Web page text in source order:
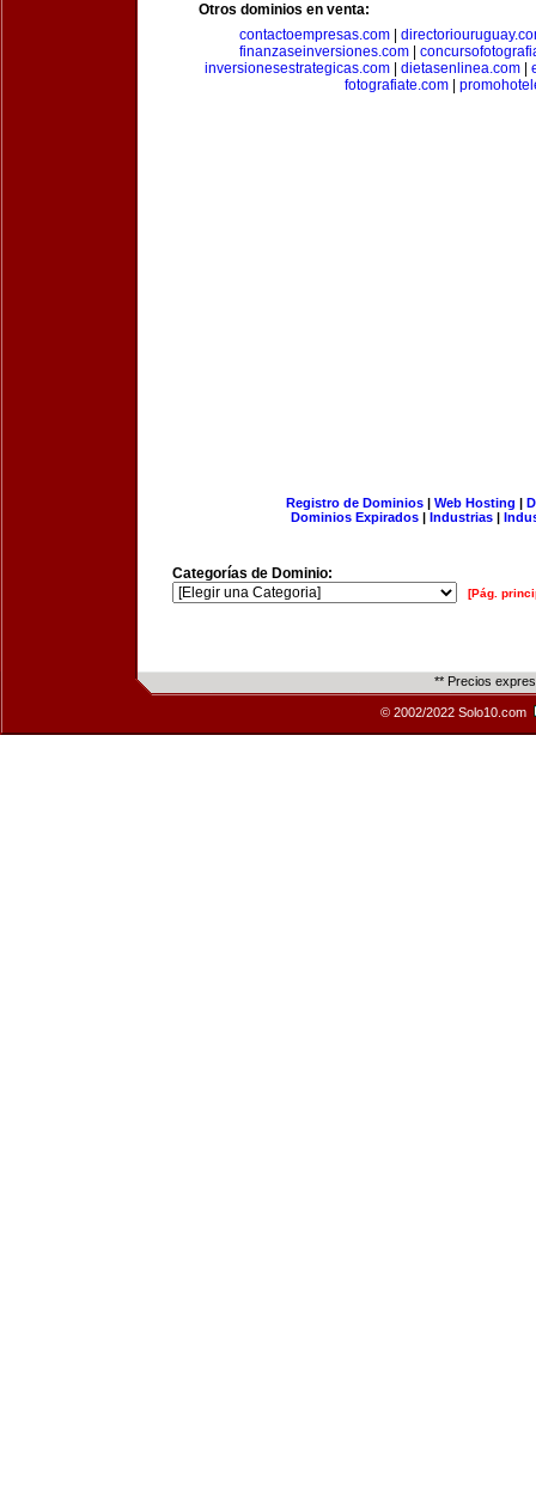
Otros dominios en venta:
contactoempresas.com
finanzaseinversiones.com
inversionesestrategicas.com| dietasenlinea.com|
fotografiate.com|
Registro de Dominios| Web Hosting |
Dominios Expirados | Industrias |
Categorías de Dominio:
[Pág.
** Precios
© 2002/2022 Solo10.com